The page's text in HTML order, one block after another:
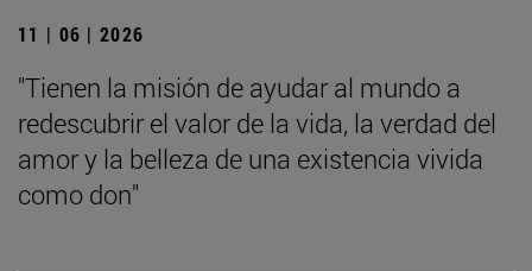
11 | 06 | 2026
"Tienen la misión de ayudar al mundo a
redescubrir el valor de la vida, la verdad del
amor y la belleza de una existencia vivida
como don"